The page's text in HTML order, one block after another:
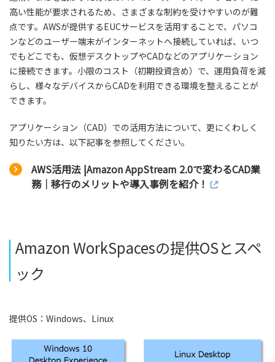
高い性能が要求されるため、さまざまな制約を受けやすいのが難
点です。AWSが提供するEUCサービスを活用することで、パソコ
ンなどのユーザー端末がインターネットへ接続していれば、いつ
でもどこでも、仮想デスクトップやCADなどのアプリケーション
に接続できます。小限のコスト（初期投資含め）で、運用負荷を減
らし、様々なデバイスからCADを利用できる環境を整えることが
できます。
アプリケーション（CAD）での活用方法について、更にくわしく
知りたい方は、以下記事を参照してください。
AWS活用法 |Amazon AppStream 2.0で変わるCAD業
務｜移行のメリットや導入事例を紹介！
Amazon WorkSpacesの提供OSとスペ
ック
提供OS：Windows、Linux